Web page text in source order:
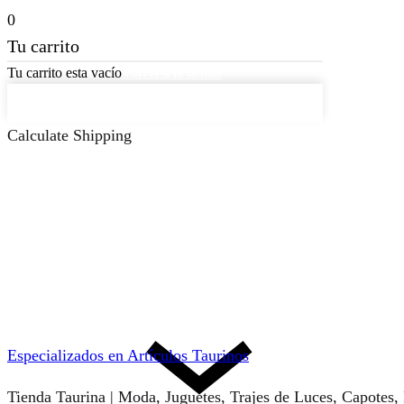
0
Tu carrito
Tu carrito esta vacío
Calculate Shipping
Especializados en Artículos Taurinos
Tienda Taurina | Moda, Juguetes, Trajes de Luces, Capotes,